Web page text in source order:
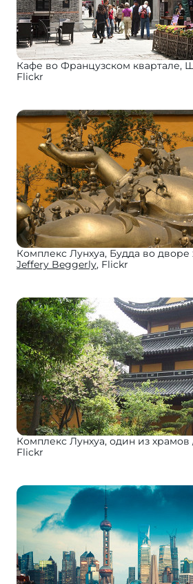
Кафе во Французском квартале,
Flickr
Комплекс Лунхуа, Будда во дворе
Jeffery Beggerly, Flickr
Комплекс Лунхуа, один из храмов
Flickr